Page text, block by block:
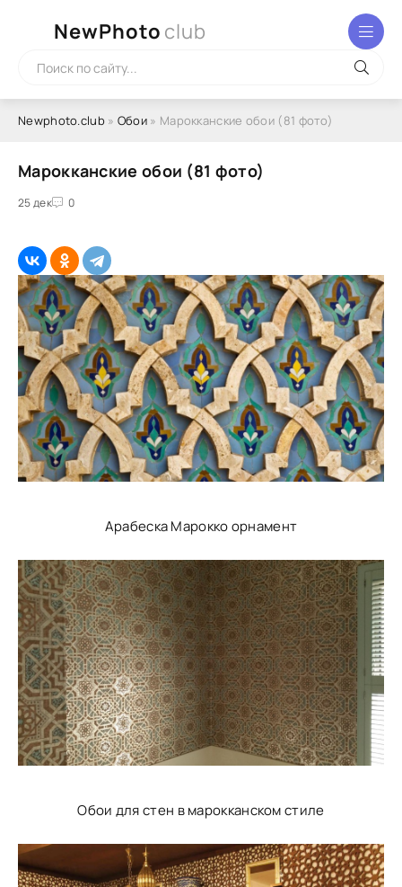
NewPhoto club
Newphoto.club» Обои » Марокканские обои (81 фото)
Марокканские обои (81 фото)
25 дек 0
Арабеска Марокко орнамент
Обои для стен в марокканском стиле